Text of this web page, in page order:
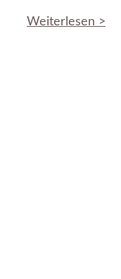
Weiterlesen >